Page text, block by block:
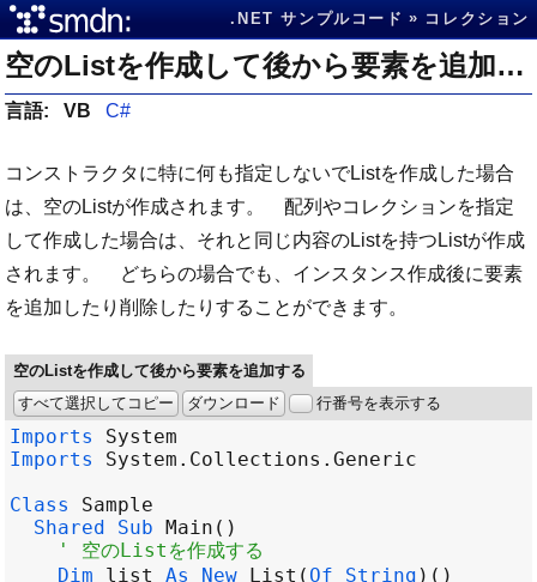
.NET サンプルコード コレクション
空のListを作成して後から要素を追加する
言語: VB C#
コンストラクタに特に何も指定しないでListを作成した場合
は、空のListが作成されます。 配列やコレクションを指定
して作成した場合は、それと同じ内容のListを持つListが作成
されます。 どちらの場合でも、インスタンス作成後に要素
を追加したり削除したりすることができます。
空のListを作成して後から要素を追加する
すべて選択してコピー
ダウンロード 行番号を表示する
Imports
System
Imports
System . Collections . Generic
Class
Sample
Shared
Sub Main
' 空のListを作成する
Dim
list As New List ( Of String